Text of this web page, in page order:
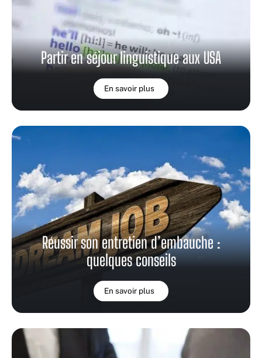
Partir en séjour linguistique aux USA
En savoir plus
Réussir son entretien d’embauche :
quelques conseils
En savoir plus